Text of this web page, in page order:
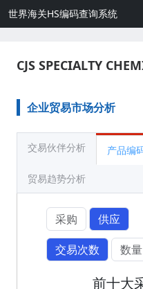
世界海关HS编码查询系统
CJS SPECIALTY
企业贸易市场分析
交易伙伴分析 产品编
贸易趋势分析
采购
供应
交易次数
数量
前十大